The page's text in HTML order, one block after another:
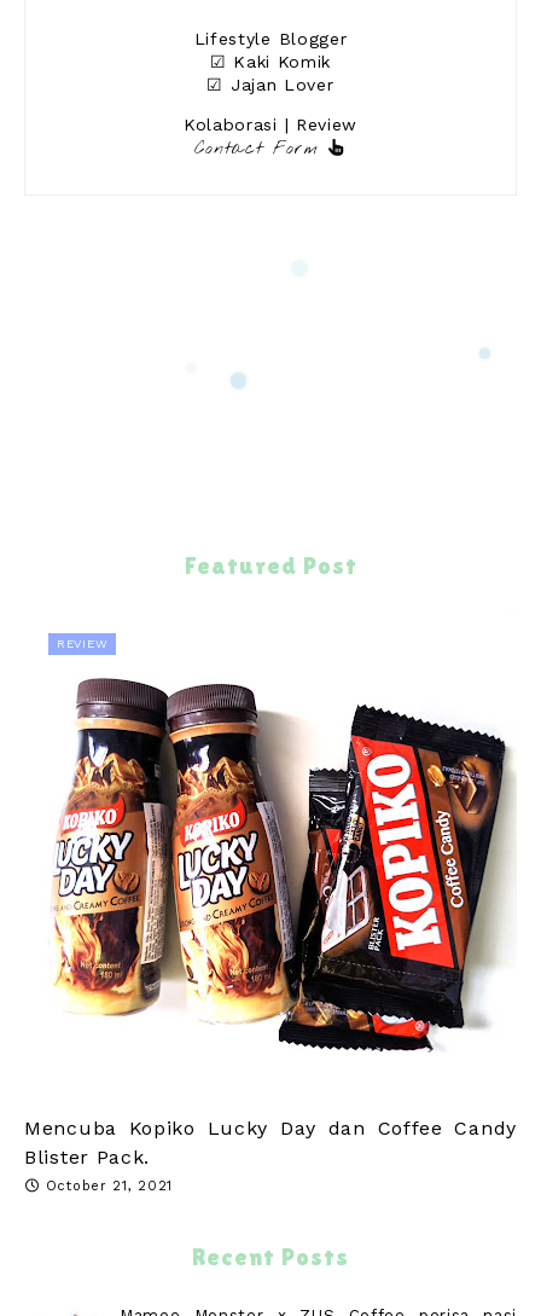
Lifestyle Blogger
☑ Kaki Komik
☑ Jajan Lover
Kolaborasi | Review
Contact Form
Featured Post
REVIEW
Mencuba Kopiko Lucky Day dan Coffee Candy
Blister Pack.
October 21, 2021
Recent Posts